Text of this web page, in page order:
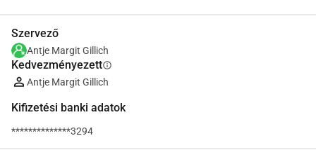
Szervező
Antje Margit Gillich
Kedvezményezettinfo
Antje Margit Gillich
Kifizetési banki adatok
**************3294